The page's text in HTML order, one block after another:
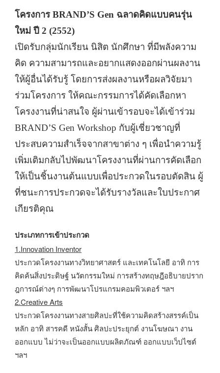
โครงการBRAND’S Gen ฉลาดคิดแบบคนรุ่น
ใหม่ ปี 2 (2552)
เปิดรับกลุ่มนักเรียน นิสิต นักศึกษา ที่มีพลังความ
คิด ความสามารถและอยากแสดงออกผ่านผลงาน
ให้ผู้อื่นได้รับรู้ โดยการส่งผลงานหรือผลวิจัยมา
ร่วมโครงการ ให้คณะกรรมการได้คัดเลือกหา
โครงงานที่น่าสนใจ ผู้ผ่านเข้ารอบจะได้เข้าร่วม
BRAND’S Gen Workshop กับผู้เชี่ยวชาญที่
ประสบความสำเร็จจากสาขาต่าง ๆ เพื่อนำความรู้
เพิ่มเติมกลับไปพัฒนาโครงงานที่ผ่านการคัดเลือก
ให้เป็นชิ้นงานต้นแบบเพื่อประกวดในรอบตัดสิน ผู้
ที่ชนะการประกวดจะได้รับรางวัลและใบประกาศ
เกียรติคุณ
ประเภทการเข้าประกวด
1.Innovation Inventor
ประกวดโครงงานทางวิทยาศาสตร์ และเทคโนโลยี อาทิ การ
คิดค้นสิ่งประดิษฐ์ นวัตกรรมใหม่ การสร้างทฤษฎีอธิบายปราก
ฎการณ์ต่างๆ การพัฒนาโปรแกรมคอมพิวเตอร์ ฯลฯ
2.Creative Arts
ประกวดโครงงานทางสายศิลปะที่ใช้ความคิดสร้างสรรค์เป็น
หลัก อาทิ สารคดี หนังสั้น ศิลปะประยุกต์ งานโฆษณา งาน
ออกแบบ ไม่ว่าจะเป็นออกแบบผลิตภัณฑ์ ออกแบบเว็ปไซต์
ฯลฯ